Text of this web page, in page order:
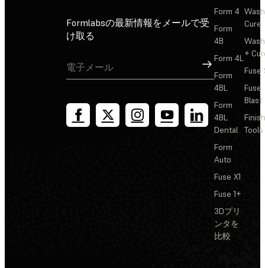
Formlabsの最新情報をメールで受
け取る
サインアップ
Form 4
Form
4B
Form 4L
Form
4BL
Form
4BL
Dental
Form
Auto
Fuse X1
Fuse 1+
3Dプリ
ンタを
比較
Cure
+
Fuse
Fuse
Blast
Tools